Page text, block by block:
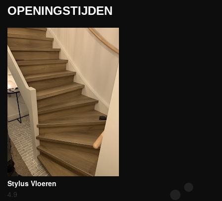
OPENINGSTIJDEN
Stylus Vloeren
4.9